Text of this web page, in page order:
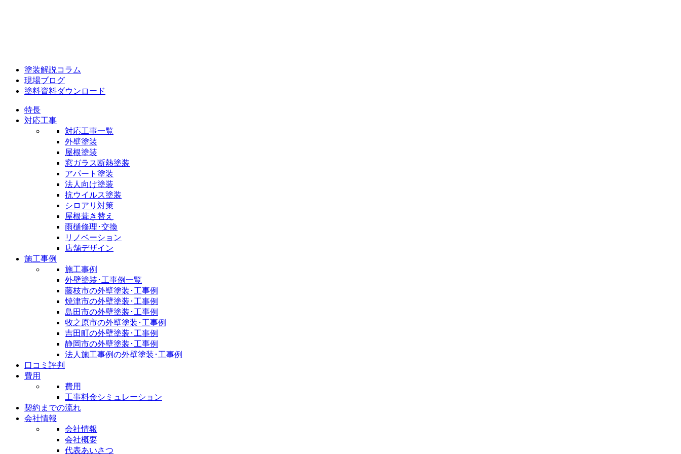
塗装解説コラム
現場ブログ
塗料資料ダウンロード
特長
対応工事
対応工事一覧
外壁塗装
屋根塗装
窓ガラス断熱塗装
アパート塗装
法人向け塗装
抗ウイルス塗装
シロアリ対策
屋根葺き替え
雨樋修理･交換
リノベーション
店舗デザイン
施工事例
施工事例
外壁塗装･工事例一覧
藤枝市の外壁塗装･工事例
焼津市の外壁塗装･工事例
島田市の外壁塗装･工事例
牧之原市の外壁塗装･工事例
吉田町の外壁塗装･工事例
静岡市の外壁塗装･工事例
法人施工事例の外壁塗装･工事例
口コミ評判
費用
費用
工事料金シミュレーション
契約までの流れ
会社情報
会社情報
会社概要
代表あいさつ